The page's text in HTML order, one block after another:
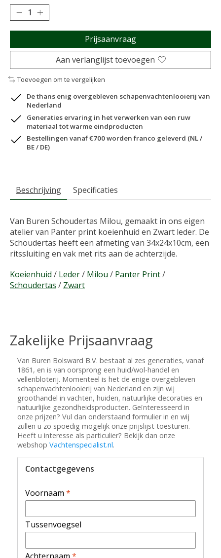
Prijsaanvraag
Aan verlanglijst toevoegen
Toevoegen om te vergelijken
De thans enig overgebleven schapenvachtenlooierij van
Nederland
Generaties ervaring in het verwerken van een ruw
materiaal tot warme eindproducten
Bestellingen vanaf €700 worden franco geleverd (NL /
BE / DE)
Beschrijving Specificaties
Van Buren Schoudertas Milou, gemaakt in ons eigen
atelier van Panter print koeienhuid en Zwart leder. De
Schoudertas heeft een afmeting van 34x24x10cm, een
ritssluiting en vak met rits aan de achterzijde.
Koeienhuid / Leder/ Milou / Panter Print/
Schoudertas / Zwart
Zakelijke Prijsaanvraag
Van Buren Bolsward B.V. bestaat al zes generaties, vanaf
1861, en is van oorsprong een huid/wol-handel en
vellenbloterij. Momenteel is het de enige overgebleven
schapenvachtenlooierij van Nederland en zijn wij
groothandel in vachten, huiden, natuurlijke decoraties en
natuurlijke gezondheidsproducten. Geïnteresseerd in
onze prijzen? Vul dan onderstaand formulier in en wij
zullen u zo spoedig mogelijk onze prijslijst toesturen.
Heeft u interesse als particulier? Bekijk dan onze
webshop Vachtenspecialist.nl.
Contactgegevens
Voornaam *
Tussenvoegsel